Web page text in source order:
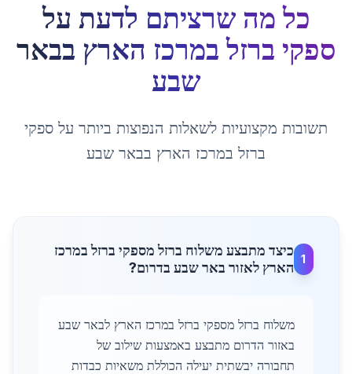
כל מה שרציתם לדעת על
ספקי ברזל במרכז הארץ בבאר
שבע
תשובות מקצועיות לשאלות הנפוצות ביותר על ספקי
ברזל במרכז הארץ בבאר שבע
1
כיצד מתבצע משלוח ברזל מספקי ברזל במרכז
הארץ לאזור באר שבע בדרום?
משלוח ברזל מספקי ברזל במרכז הארץ לבאר שבע
באזור הדרום מתבצע באמצעות שילוב של
תחבורה יבשתית יעילה הכוללת משאיות כבדות